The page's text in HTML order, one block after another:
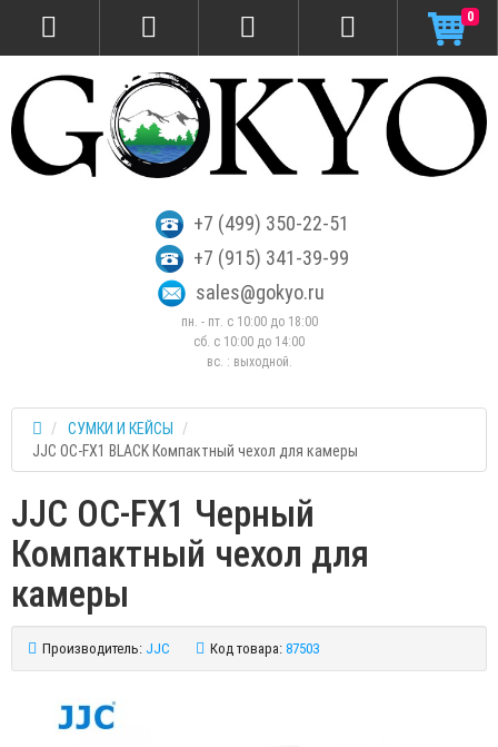
+7 (499) 350-22-51
+7 (915) 341-39-99
sales@gokyo.ru
пн. - пт. с 10:00 до 18:00
сб. c 10:00 до 14:00
вс. : выходной.
0
СУМКИ И КЕЙСЫ
JJC OC-FX1 BLACK Компактный чехол для камеры
JJC OC-FX1 Черный
Компактный чехол для
камеры
Производитель: JJC Код товара: 87503